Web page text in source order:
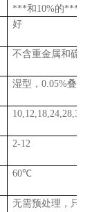
***和 10%的***酚水
好
不含重金属和硫化物
湿型，0.05%叠氮化
2-12
60℃
无需预处理，只需